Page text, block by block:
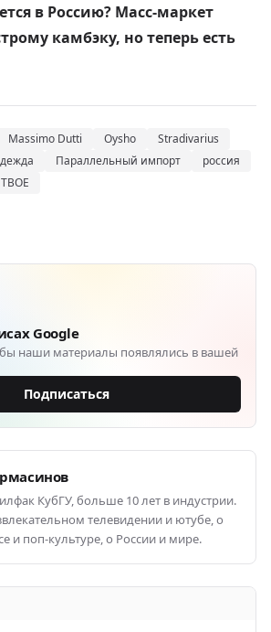
в Россию? Масс-маркет
камбэку, но теперь есть
Massimo Dutti Oysho
Stradivarius
Параллельный импорт
россия
ТВОЕ
Google
наши материалы появлялись в вашей
Подписаться
КубГУ, больше 10 лет в индустрии.
телевидении и ютубе, о
и поп-культуре, о России и мире.